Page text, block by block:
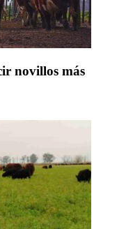
novillos más